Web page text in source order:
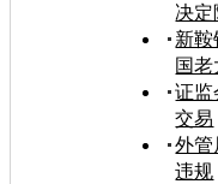
决定
新鞍
国老
证监
交易
外管
违规